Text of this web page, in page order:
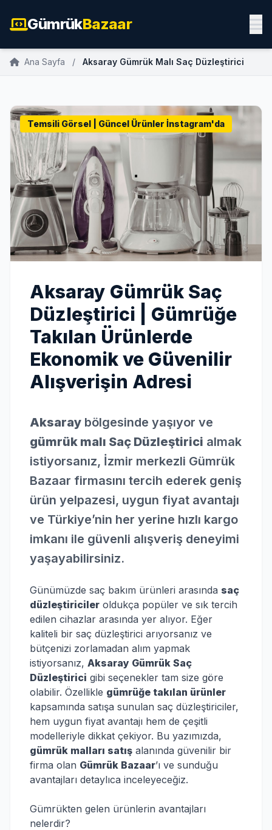
GümrükBazaar
Ana Sayfa / Aksaray Gümrük Malı Saç Düzleştirici
Temsili Görsel | Güncel Ürünler İnstagram'da
Aksaray Gümrük Saç
Düzleştirici | Gümrüğe
Takılan Ürünlerde
Ekonomik ve Güvenilir
Alışverişin Adresi
Aksaray bölgesinde yaşıyor ve
gümrük malı Saç Düzleştirici almak
istiyorsanız, İzmir merkezli Gümrük
Bazaar firmasını tercih ederek geniş
ürün yelpazesi, uygun fiyat avantajı
ve Türkiye’nin her yerine hızlı kargo
imkanı ile güvenli alışveriş deneyimi
yaşayabilirsiniz.
Günümüzde saç bakım ürünleri arasında saç
düzleştiriciler oldukça popüler ve sık tercih
edilen cihazlar arasında yer alıyor. Eğer
kaliteli bir saç düzleştirici arıyorsanız ve
bütçenizi zorlamadan alım yapmak
istiyorsanız, Aksaray Gümrük Saç
Düzleştirici gibi seçenekler tam size göre
olabilir. Özellikle gümrüğe takılan ürünler
kapsamında satışa sunulan saç düzleştiriciler,
hem uygun fiyat avantajı hem de çeşitli
modelleriyle dikkat çekiyor. Bu yazımızda,
gümrük malları satış alanında güvenilir bir
firma olan Gümrük Bazaar’ı ve sunduğu
avantajları detaylıca inceleyeceğiz.
Gümrükten gelen ürünlerin avantajları
nelerdir?